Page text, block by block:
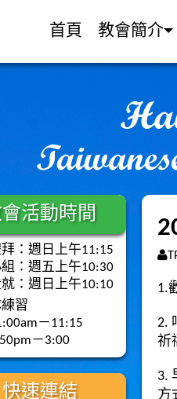
首頁 教會簡介
1.
2.
祈
3.
方
活動時間
：週日上午11:15
：週五上午10:30
：週日上午10:10
習
－11:15
－3:00
快速連結